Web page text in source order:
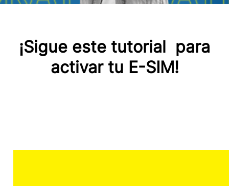
¡Sigue este tutorial para
activar tu E-SIM!